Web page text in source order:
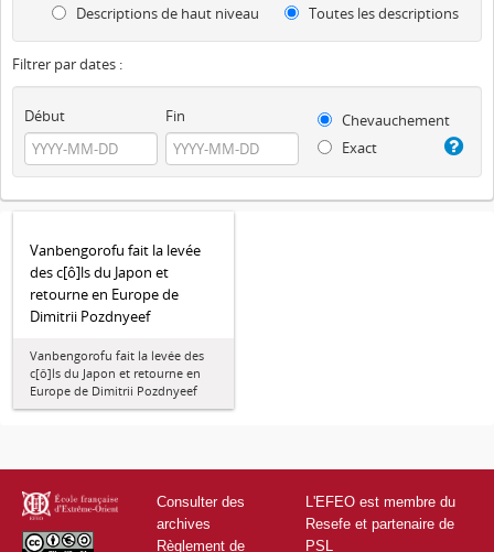
Descriptions de haut niveau Toutes les descriptions
Filtrer par dates :
Début Fin
Chevauchement
Exact
Vanbengorofu fait la levée
des c[ô]ls du Japon et
retourne en Europe de
Dimitrii Pozdnyeef
Vanbengorofu fait la levée des
c[ô]ls du Japon et retourne en
Europe de Dimitrii Pozdnyeef
Consulter des
archives
Règlement de
L'EFEO est membre du
Resefe et partenaire de
PSL